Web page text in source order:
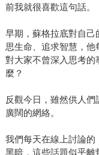
前我就很喜歡這句話。
早期，蘇格拉底對自己
思生命、追求智慧，他
對大家不曾深入思考
麼？
反觀今日，雖然供人
廣闊的網絡。
我們每天在線上討論的
黑暗，這些話題似乎